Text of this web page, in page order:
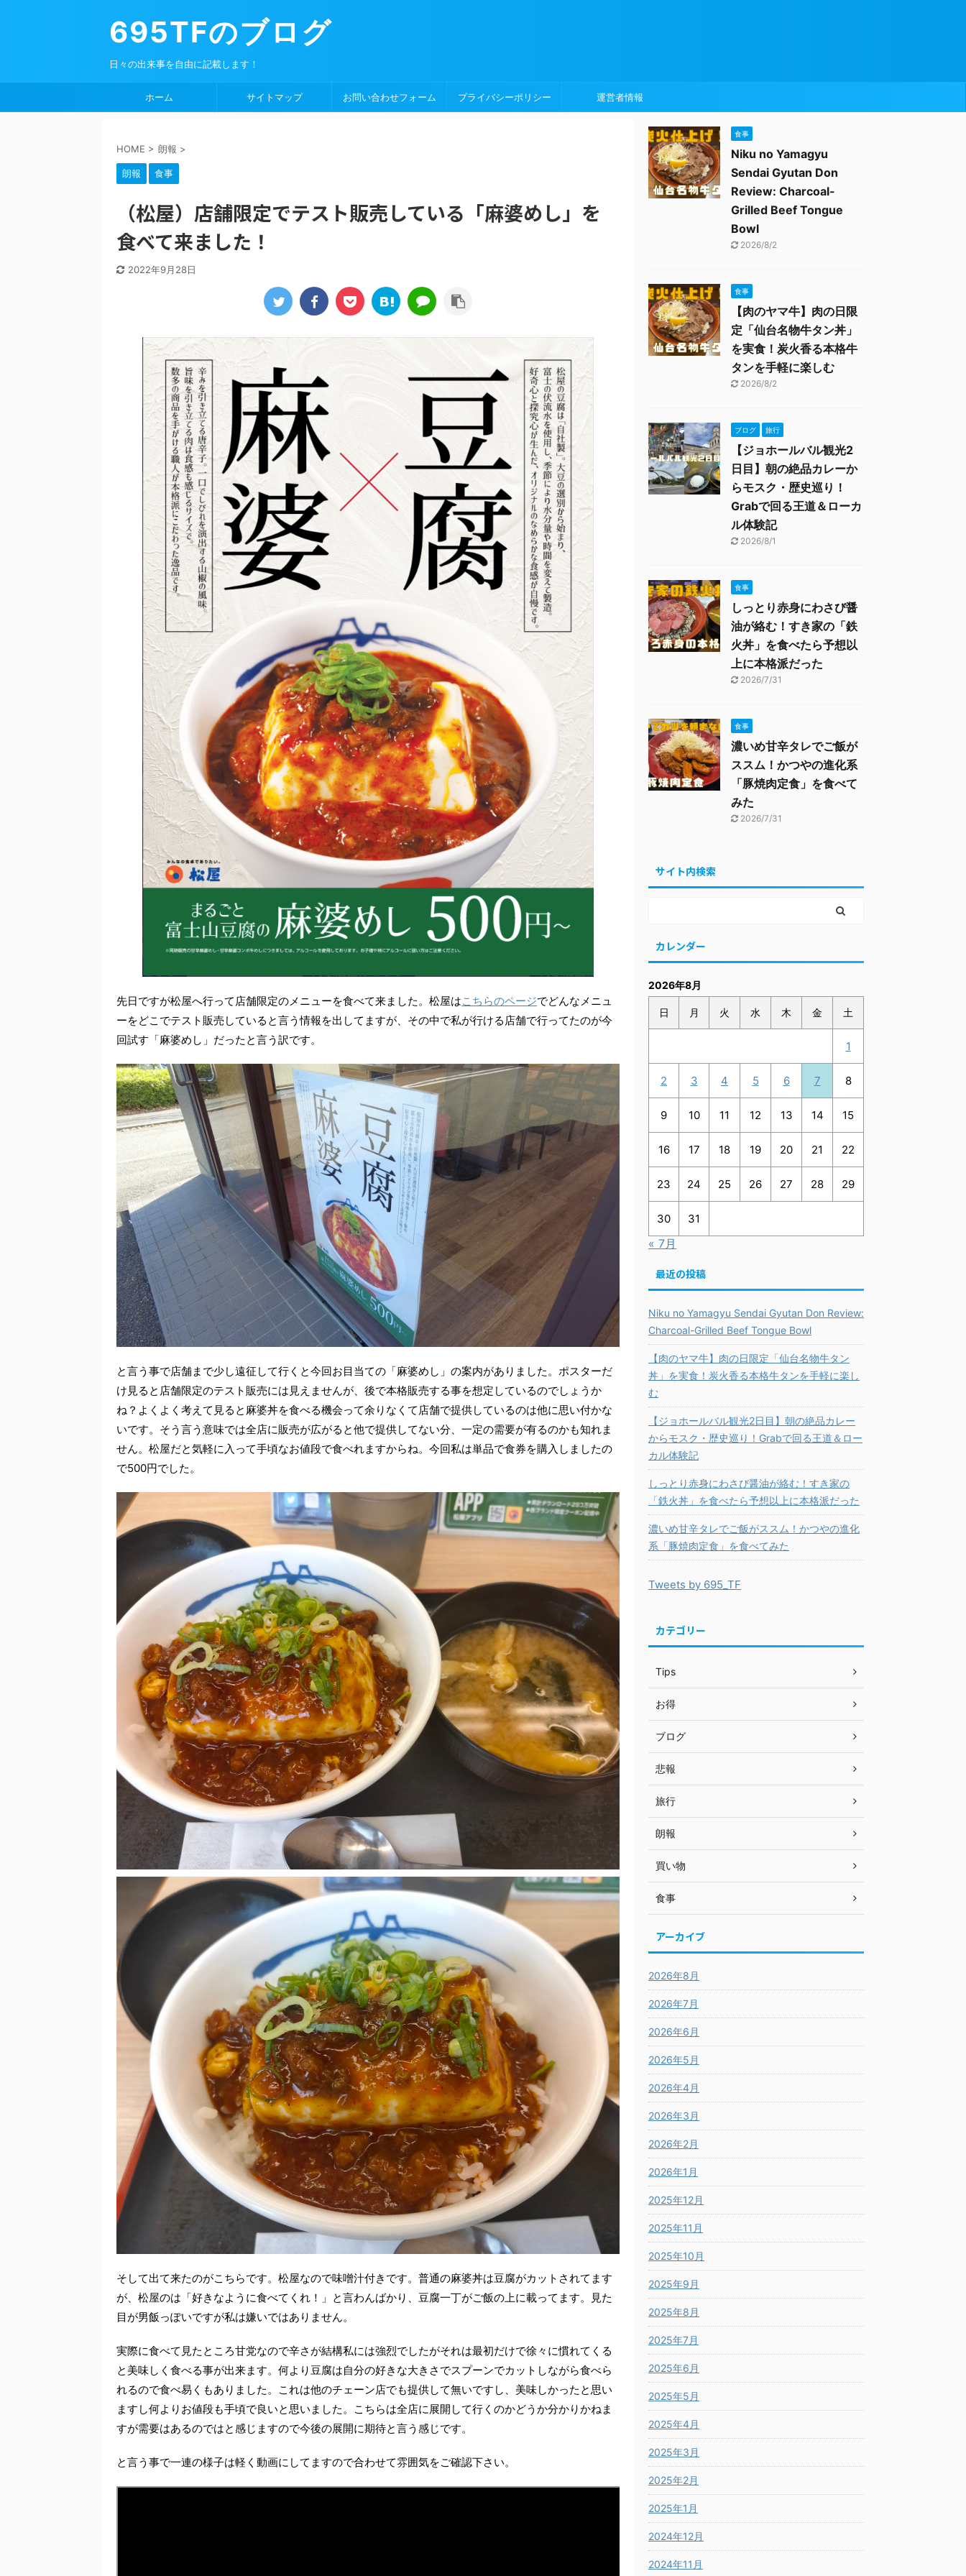
695TFのブログ
日々の出来事を自由に記載します！
ホーム サイトマップ お問い合わせフォーム プライバシーポリシー 運営者情報
HOME > 朗報 >
朗報 食事
（松屋）店舗限定でテスト販売している「麻婆めし」を
食べて来ました！
2022年9月28日
先日ですが松屋へ行って店舗限定のメニューを食べて来ました。松屋はこちらのページでどんなメニュ
ーをどこでテスト販売していると言う情報を出してますが、その中で私が行ける店舗で行ってたのが今
回試す「麻婆めし」だったと言う訳です。
と言う事で店舗まで少し遠征して行くと今回お目当ての「麻婆めし」の案内がありました。ポスターだ
け見ると店舗限定のテスト販売には見えませんが、後で本格販売する事を想定しているのでしょうか
ね？よくよく考えて見ると麻婆丼を食べる機会って余りなくて店舗で提供しているのは他に思い付かな
いです。そう言う意味では全店に販売が広がると他で提供してない分、一定の需要が有るのかも知れま
せん。松屋だと気軽に入って手頃なお値段で食べれますからね。今回私は単品で食券を購入しましたの
で500円でした。
そして出て来たのがこちらです。松屋なので味噌汁付きです。普通の麻婆丼は豆腐がカットされてます
が、松屋のは「好きなように食べてくれ！」と言わんばかり、豆腐一丁がご飯の上に載ってます。見た
目が男飯っぽいですが私は嫌いではありません。
実際に食べて見たところ甘党なので辛さが結構私には強烈でしたがそれは最初だけで徐々に慣れてくる
と美味しく食べる事が出来ます。何より豆腐は自分の好きな大きさでスプーンでカットしながら食べら
れるので食べ易くもありました。これは他のチェーン店でも提供して無いですし、美味しかったと思い
ますし何よりお値段も手頃で良いと思いました。こちらは全店に展開して行くのかどうか分かりかねま
すが需要はあるのではと感じますので今後の展開に期待と言う感じです。
と言う事で一連の様子は軽く動画にしてますので合わせて雰囲気をご確認下さい。
食事
Niku no Yamagyu
Sendai Gyutan Don
Review: Charcoal-
Grilled Beef Tongue
Bowl
2026/8/2
食事
【肉のヤマ牛】肉の日限
定「仙台名物牛タン丼」
を実食！炭火香る本格牛
タンを手軽に楽しむ
2026/8/2
ブログ 旅行
【ジョホールバル観光2
日目】朝の絶品カレーか
らモスク・歴史巡り！
Grabで回る王道＆ローカ
ル体験記
2026/8/1
食事
しっとり赤身にわさび醤
油が絡む！すき家の「鉄
火丼」を食べたら予想以
上に本格派だった
2026/7/31
食事
濃いめ甘辛タレでご飯が
ススム！かつやの進化系
「豚焼肉定食」を食べて
みた
2026/7/31
サイト内検索
カレンダー
2026年8月
日 月 火 水 木 金 土
1
2 3 4 5 6 7 8
9 10 11 12 13 14 15
16 17 18 19 20 21 22
23 24 25 26 27 28 29
30 31
« 7月
最近の投稿
Niku no Yamagyu Sendai Gyutan Don Review:
Charcoal-Grilled Beef Tongue Bowl
【肉のヤマ牛】肉の日限定「仙台名物牛タン
丼」を実食！炭火香る本格牛タンを手軽に楽し
む
【ジョホールバル観光2日目】朝の絶品カレー
からモスク・歴史巡り！Grabで回る王道＆ロー
カル体験記
しっとり赤身にわさび醤油が絡む！すき家の
「鉄火丼」を食べたら予想以上に本格派だった
濃いめ甘辛タレでご飯がススム！かつやの進化
系「豚焼肉定食」を食べてみた
Tweets by 695_TF
カテゴリー
Tips
お得
ブログ
悲報
旅行
朗報
買い物
食事
アーカイブ
2026年8月
2026年7月
2026年6月
2026年5月
2026年4月
2026年3月
2026年2月
2026年1月
2025年12月
2025年11月
2025年10月
2025年9月
2025年8月
2025年7月
2025年6月
2025年5月
2025年4月
2025年3月
2025年2月
2025年1月
2024年12月
2024年11月